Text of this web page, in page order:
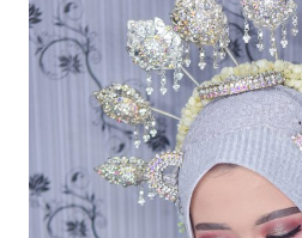
watches.
men's
https://